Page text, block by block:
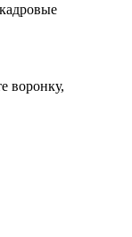
воронку,